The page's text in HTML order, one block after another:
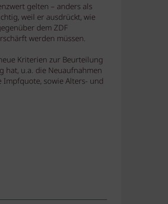
gelten – anders als
weil er ausdrückt, wie
dem ZDF
werden müssen.
Kriterien zur Beurteilung
hat, u.a. die Neuaufnahmen
sowie Alters- und